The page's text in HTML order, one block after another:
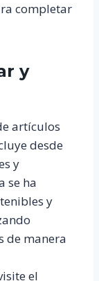
completar
y
artículos
desde
y
se ha
y
de manera
el